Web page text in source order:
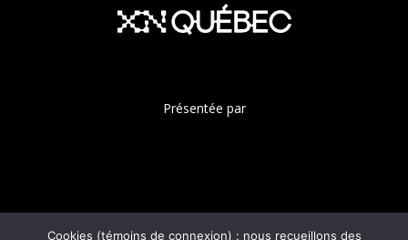
Présentée par
Cookies (témoins de connexion) : nous recueillons des